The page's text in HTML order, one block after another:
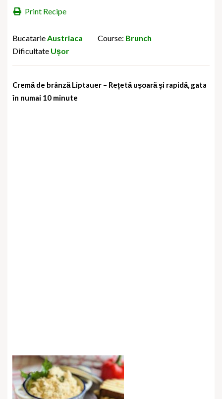
Print Recipe
BucatarieAustriaca Course: Brunch
Dificultate Ușor
Cremă de brânză Liptauer – Rețetă ușoară și rapidă, gata
în numai 10 minute